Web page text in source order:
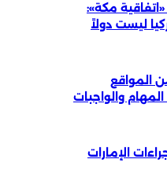
مكة»:
ليست دولاً
المواقع
والواجبات
الإمارات